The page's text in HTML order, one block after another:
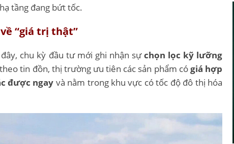
tầng đang bứt tốc.
“giá trị thật”
chu kỳ đầu tư mới ghi nhận sựchọn lọc kỹ lưỡng
tin đồn, thị trường ưu tiên các sản phẩm cógiá hợp
được ngay và nằm trong khu vực có tốc độ đô thị hóa